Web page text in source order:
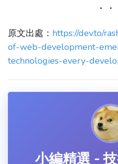
原文出處： https://dev.to/
of-web-development-
technologies-every-
小編精選 -